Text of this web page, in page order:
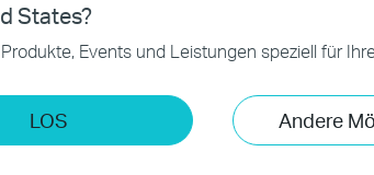
Businessanwender > Omada > Router
Businessanwender > Omada > Router
Businessanwender > Omada > Router
States?
Events und Leistungen speziell für
LOS Andere
der Website erforderlich und
Cookies
es uns, Ihre Aktivitäten auf unserer
Website zu verbessern und anzupassen.